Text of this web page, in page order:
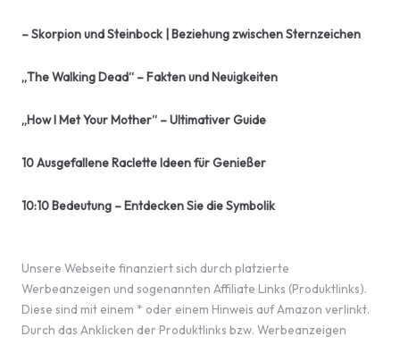
– Skorpion und Steinbock | Beziehung zwischen Sternzeichen
„The Walking Dead“ – Fakten und Neuigkeiten
„How I Met Your Mother“ – Ultimativer Guide
10 Ausgefallene Raclette Ideen für Genießer
10:10 Bedeutung – Entdecken Sie die Symbolik
Unsere Webseite finanziert sich durch platzierte
Werbeanzeigen und sogenannten Affiliate Links (Produktlinks).
Diese sind mit einem * oder einem Hinweis auf Amazon verlinkt.
Durch das Anklicken der Produktlinks bzw. Werbeanzeigen